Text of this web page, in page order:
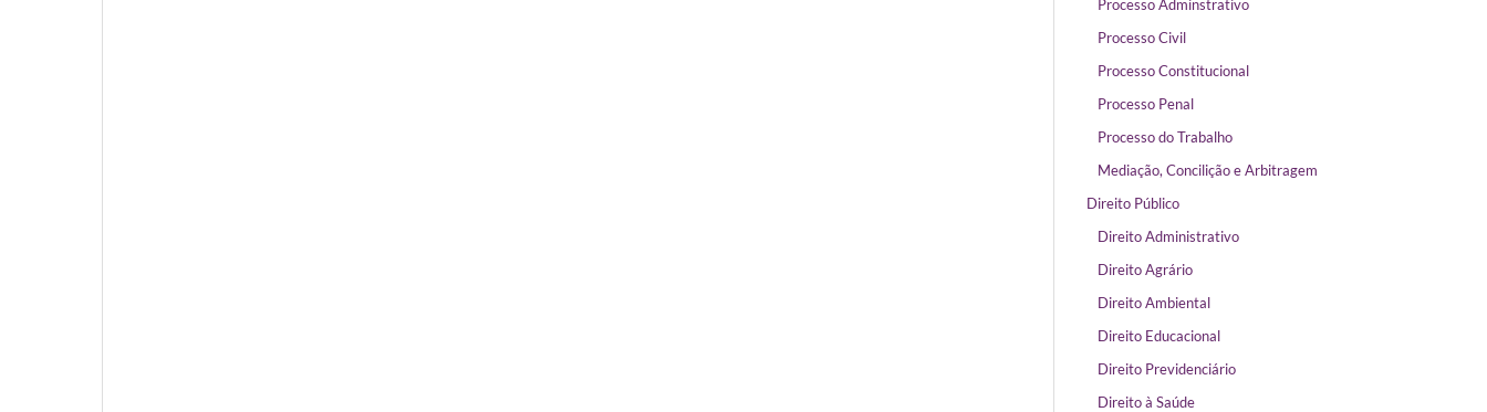
Processo Adminstrativo
Processo Civil
Processo Constitucional
Processo Penal
Processo do Trabalho
Mediação, Concilição e Arbitragem
Direito Público
Direito Administrativo
Direito Agrário
Direito Ambiental
Direito Educacional
Direito Previdenciário
Direito à Saúde